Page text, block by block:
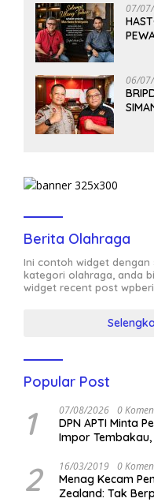
07/
06/
Berita Olahraga
Ini contoh widget dengan
kategori olahraga, anda
widget recent post
Popular Post
1 07/08/2026 0
DPN APTI Minta
Impor
2 16/03/2019 0
Menag Kecam
Zealand: Tak